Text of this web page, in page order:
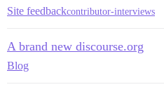
Site feedbackcontributor-interviews
A brand new discourse.org
Blog